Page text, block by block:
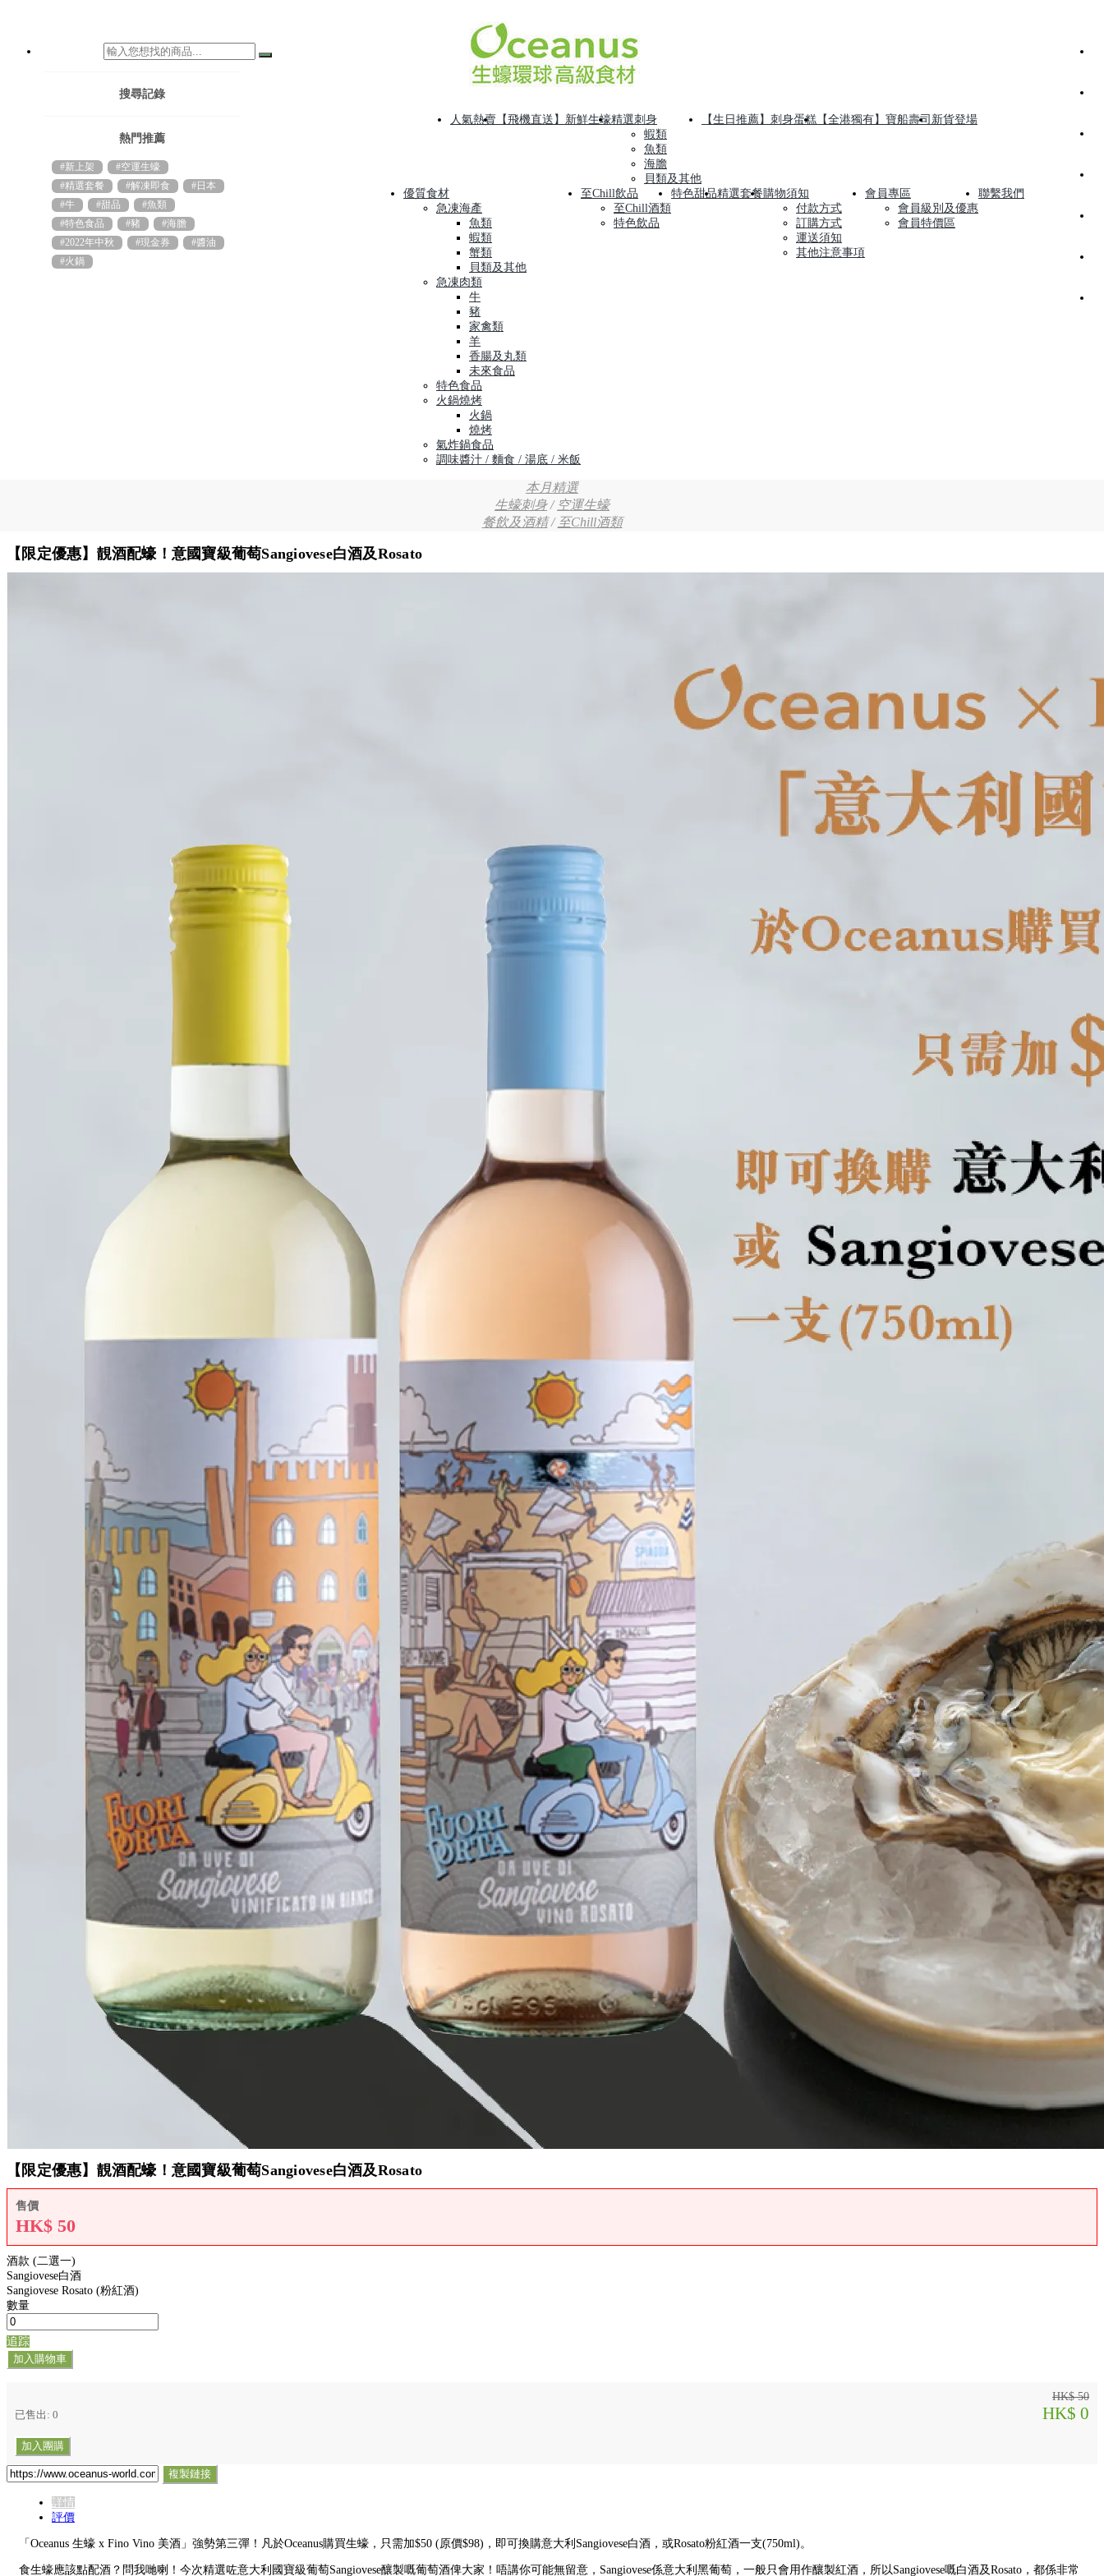
搜尋記錄
熱門推薦
#新上架
#空運生蠔
#精選套餐
#解凍即食
#日本
#牛
#甜品
#魚類
#特色食品
#豬
#海膽
#2022年中秋
#現金券
#醬油
#火鍋
人氣熱賣 【飛機直送】新鮮生蠔精選刺身
蝦類
魚類
海膽
貝類及其他
【生日推薦】刺身蛋糕 【全港獨有】寶船壽司 新貨登場
優質食材
急凍海產
魚類
蝦類
蟹類
貝類及其他
急凍肉類
牛
豬
家禽類
羊
香腸及丸類
未來食品
特色食品
火鍋燒烤
火鍋
燒烤
氣炸鍋食品
調味醬汁 / 麵食 / 湯底 / 米飯
至Chill飲品
至Chill酒類
特色飲品
特色甜品精選套餐購物須知
付款方式
訂購方式
運送須知
其他注意事項
會員專區
會員級別及優惠
會員特價區
聯繫我們
本月精選
生蠔刺身/ 空運生蠔
餐飲及酒精/ 至Chill酒類
【限定優惠】靚酒配蠔！意國寶級葡萄Sangiovese白酒及Rosato
【限定優惠】靚酒配蠔！意國寶級葡萄Sangiovese白酒及Rosato
售價
HK$ 50
酒款 (二選一)
Sangiovese白酒
Sangiovese Rosato (粉紅酒)
數量
追踪
加入購物車
HK$ 50
已售出: 0 HK$ 0
加入團購
複製鏈接
詳情
評價
「Oceanus 生蠔 x Fino Vino 美酒」強勢第三彈！凡於Oceanus購買生蠔，只需加$50 (原價$98)，即可換購意大利Sangiovese白酒，或Rosato粉紅酒一支(750ml)。
食生蠔應該點配酒？問我哋喇！今次精選咗意大利國寶級葡萄Sangiovese釀製嘅葡萄酒俾大家！唔講你可能無留意，Sangiovese係意大利黑葡萄，一般只會用作釀製紅酒，所以Sangiovese嘅白酒及Rosato，都係非常